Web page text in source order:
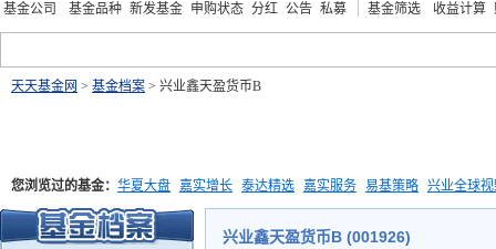
基金公司
基金品种 新发基金 申购状态 分红 公告 私募
基金筛选
收益计算
天天基金网 > 基金档案 > 兴业鑫天盈货币B
您浏览过的基金： 华夏大盘 嘉实增长 泰达精选 嘉实服务 易基策略 兴业全球
添富优势 华安宏利 上证180价值ETF
兴业鑫天盈货币B (001926)